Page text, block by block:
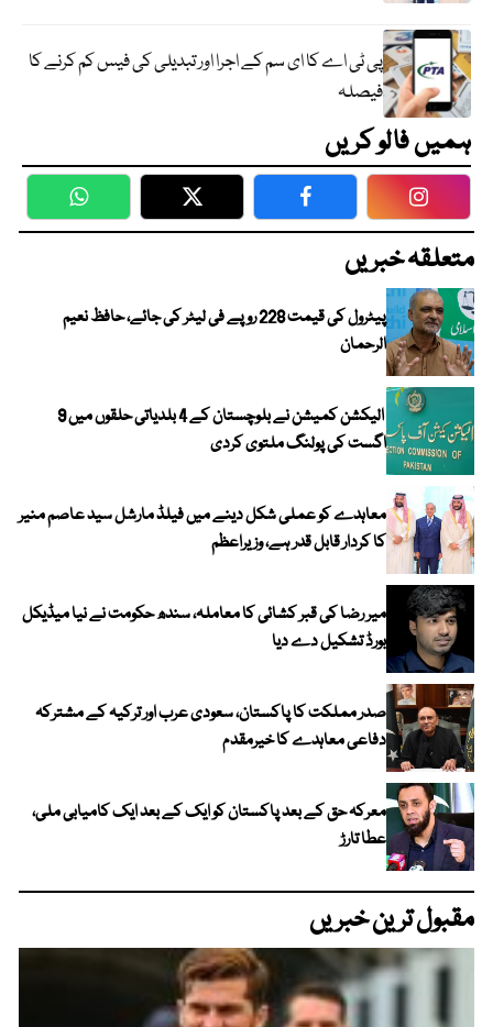
پی ٹی اے کا ای سم کے اجرا اور تبدیلی کی فیس کم کرنے کا
فیصلہ
ہمیں فالو کریں
WhatsApp Twitter Facebook
متعلقہ خبریں
پیٹرول کی قیمت 228 روپے فی لیٹر کی جائے، حافظ نعیم
الرحمان
الیکشن کمیشن نے بلوچستان کے 4 بلدیاتی حلقوں میں 9
اگست کی پولنگ ملتوی کردی
معاہدے کو عملی شکل دینے میں فیلڈ مارشل سید عاصم منیر
کا کردار قابل قدر ہے، وزیراعظم
میر رضا کی قبر کشائی کا معاملہ، سندھ حکومت نے نیا میڈیکل
بورڈ تشکیل دے دیا
صدر مملکت کا پاکستان، سعودی عرب اور ترکیہ کے مشترکہ
دفاعی معاہدے کا خیرمقدم
معرکہ حق کے بعد پاکستان کو ایک کے بعد ایک کامیابی ملی،
عطا تارڑ
مقبول ترین خبریں